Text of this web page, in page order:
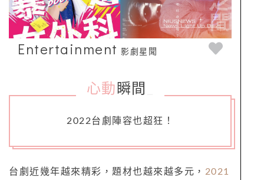
Entertainment 影劇星聞
心動 瞬間
2022台劇陣容也超狂！
台劇近幾年越來精彩，題材也越來越多元， 2021